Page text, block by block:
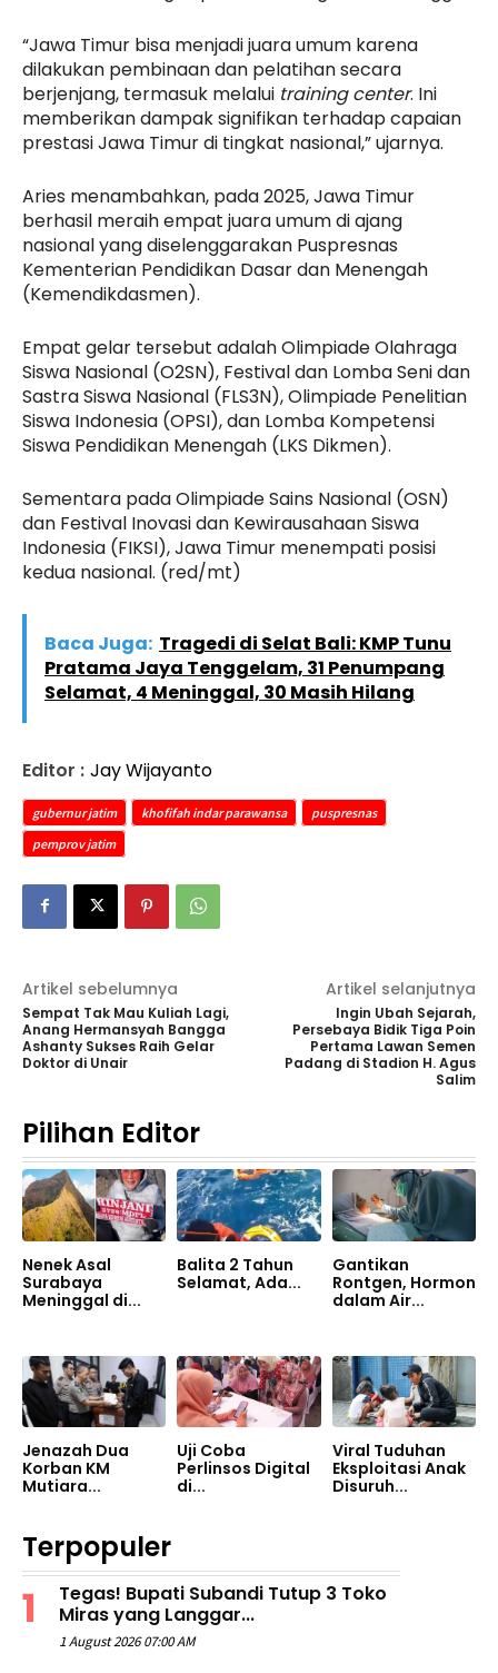
“Jawa Timur bisa menjadi juara umum karena
dilakukan pembinaan dan pelatihan secara
berjenjang, termasuk melalui training center. Ini
memberikan dampak signifikan terhadap capaian
prestasi Jawa Timur di tingkat nasional,” ujarnya.
Aries menambahkan, pada 2025, Jawa Timur
berhasil meraih empat juara umum di ajang
nasional yang diselenggarakan Puspresnas
Kementerian Pendidikan Dasar dan Menengah
(Kemendikdasmen).
Empat gelar tersebut adalah Olimpiade Olahraga
Siswa Nasional (O2SN), Festival dan Lomba Seni dan
Sastra Siswa Nasional (FLS3N), Olimpiade Penelitian
Siswa Indonesia (OPSI), dan Lomba Kompetensi
Siswa Pendidikan Menengah (LKS Dikmen).
Sementara pada Olimpiade Sains Nasional (OSN)
dan Festival Inovasi dan Kewirausahaan Siswa
Indonesia (FIKSI), Jawa Timur menempati posisi
kedua nasional. (red/mt)
Baca Juga: Tragedi di Selat Bali: KMP Tunu
Pratama Jaya Tenggelam, 31 Penumpang
Selamat, 4 Meninggal, 30 Masih Hilang
Editor : Jay Wijayanto
gubernur jatim khofifah indar parawansa
puspresnas
pemprov jatim
Artikel sebelumnya
Sempat Tak Mau Kuliah Lagi,
Anang Hermansyah Bangga
Ashanty Sukses Raih Gelar
Doktor di Unair
Artikel selanjutnya
Ingin Ubah Sejarah,
Persebaya Bidik Tiga Poin
Pertama Lawan Semen
Padang di Stadion H. Agus
Salim
Pilihan Editor
Nenek Asal
Surabaya
Meninggal di...
Balita 2 Tahun
Selamat, Ada...
Gantikan
Rontgen, Hormon
dalam Air...
Jenazah Dua
Korban KM
Mutiara...
Uji Coba
Perlinsos Digital
di...
Viral Tuduhan
Eksploitasi Anak
Disuruh...
Terpopuler
Tegas! Bupati Subandi Tutup 3 Toko
Miras yang Langgar...
1 August 2026 07:00 AM